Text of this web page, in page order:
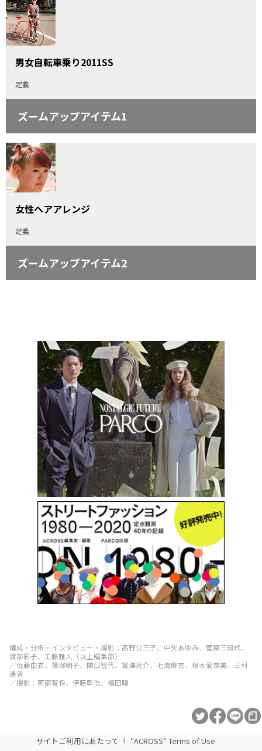
男女自転車乗り2011SS
定義
ズームアップアイテム1
女性ヘアアレンジ
定義
ズームアップアイテム2
構成・分析・インタビュー・撮影：高野公三子、中矢あゆみ、菅原三知代、
渡部彩子、工藤雅人（以上編集部）
／佐藤由衣、篠塚明子、関口智代、富澤亮介、七海麻衣、根本愛奈美、三村
遙香
／撮影：阿部智将、伊藤彰浩、福田瞳
サイトご利用にあたって "ACROSS" Terms of Use